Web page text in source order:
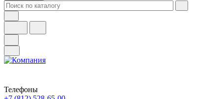
Телефоны